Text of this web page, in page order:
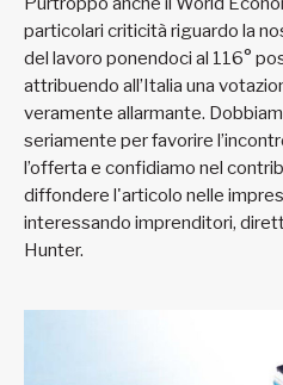
particolari criticità riguardo la
del lavoro ponendoci al 116°
attribuendo all’Italia una
veramente allarmante.
seriamente per favorire
l’offerta e confidiamo nel
diffondere l'articolo nelle
interessando imprenditori,
Hunter.